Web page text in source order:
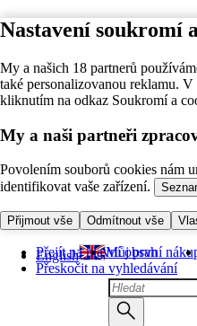
Nastavení soukromí
My a našich 18 partnerů
také personalizovanou reklamu.
kliknutím na odkaz Soukromí a
My a naši partneři
Povolením souborů cookies nám
identifikovat vaše zařízení.
Přijmout vše Odmítnout vše
Přejít na hlavní obsah
Přeskočit na vyhledávání
English Můj první